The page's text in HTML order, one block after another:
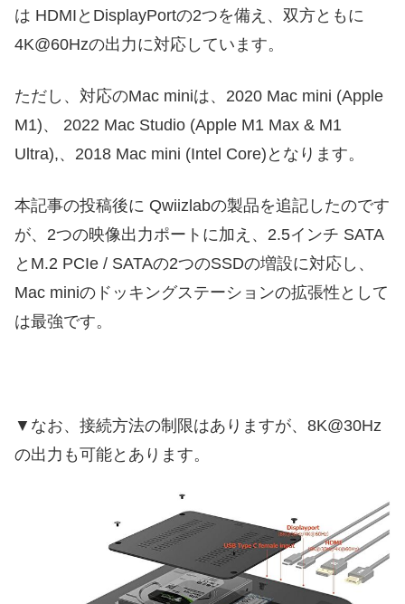
は HDMIとDisplayPortの2つを備え、双方ともに
4K@60Hzの出力に対応しています。
ただし、対応のMac miniは、2020 Mac mini (Apple
M1)、 2022 Mac Studio (Apple M1 Max & M1
Ultra),、2018 Mac mini (Intel Core)となります。
本記事の投稿後に Qwiizlabの製品を追記したのです
が、2つの映像出力ポートに加え、2.5インチ SATA
とM.2 PCIe / SATAの2つのSSDの増設に対応し、
Mac miniのドッキングステーションの拡張性として
は最強です。
▼なお、接続方法の制限はありますが、8K@30Hz
の出力も可能とあります。